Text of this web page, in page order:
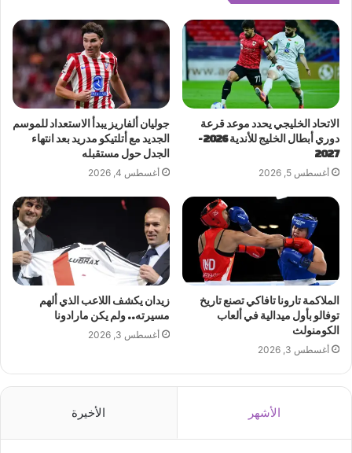
الاتحاد الخليجي يحدد موعد قرعة
دوري أبطال الخليج للأندية 2026-
2027
أغسطس 5, 2026
جوليان ألفاريز يبدأ الاستعداد للموسم
الجديد مع أتلتيكو مدريد بعد انتهاء
الجدل حول مستقبله
أغسطس 4, 2026
الملاكمة تارونا تافاكي تصنع تاريخ
توفالو بأول ميدالية في ألعاب
الكومنولث
أغسطس 3, 2026
زيدان يكشف اللاعب الذي ألهم
مسيرته.. ولم يكن مارادونا
أغسطس 3, 2026
الأشهر الأخيرة